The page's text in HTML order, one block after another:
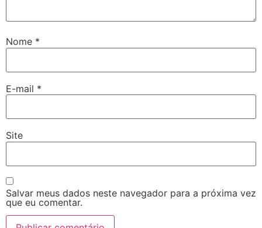
Nome *
E-mail *
Site
Salvar meus dados neste navegador para a próxima vez
que eu comentar.